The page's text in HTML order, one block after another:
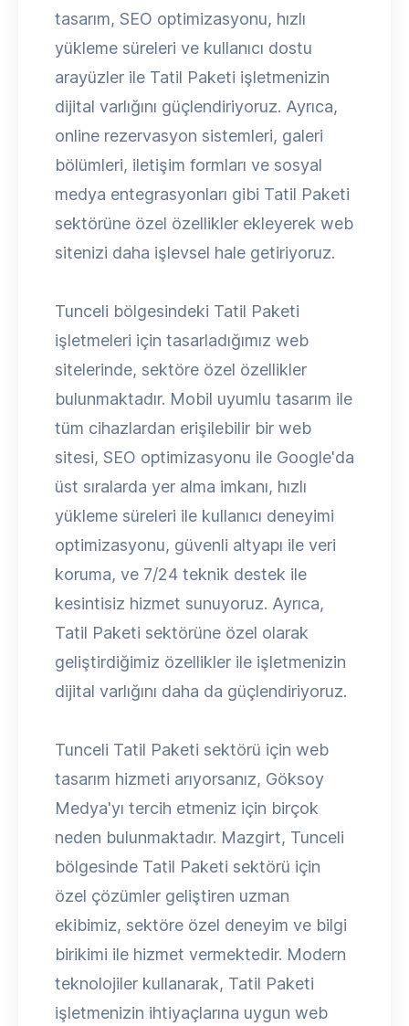
tasarım, SEO optimizasyonu, hızlı
yükleme süreleri ve kullanıcı dostu
arayüzler ile Tatil Paketi işletmenizin
dijital varlığını güçlendiriyoruz. Ayrıca,
online rezervasyon sistemleri, galeri
bölümleri, iletişim formları ve sosyal
medya entegrasyonları gibi Tatil Paketi
sektörüne özel özellikler ekleyerek web
sitenizi daha işlevsel hale getiriyoruz.
Tunceli bölgesindeki Tatil Paketi
işletmeleri için tasarladığımız web
sitelerinde, sektöre özel özellikler
bulunmaktadır. Mobil uyumlu tasarım ile
tüm cihazlardan erişilebilir bir web
sitesi, SEO optimizasyonu ile Google'da
üst sıralarda yer alma imkanı, hızlı
yükleme süreleri ile kullanıcı deneyimi
optimizasyonu, güvenli altyapı ile veri
koruma, ve 7/24 teknik destek ile
kesintisiz hizmet sunuyoruz. Ayrıca,
Tatil Paketi sektörüne özel olarak
geliştirdiğimiz özellikler ile işletmenizin
dijital varlığını daha da güçlendiriyoruz.
Tunceli Tatil Paketi sektörü için web
tasarım hizmeti arıyorsanız, Göksoy
Medya'yı tercih etmeniz için birçok
neden bulunmaktadır. Mazgirt, Tunceli
bölgesinde Tatil Paketi sektörü için
özel çözümler geliştiren uzman
ekibimiz, sektöre özel deneyim ve bilgi
birikimi ile hizmet vermektedir. Modern
teknolojiler kullanarak, Tatil Paketi
işletmenizin ihtiyaçlarına uygun web